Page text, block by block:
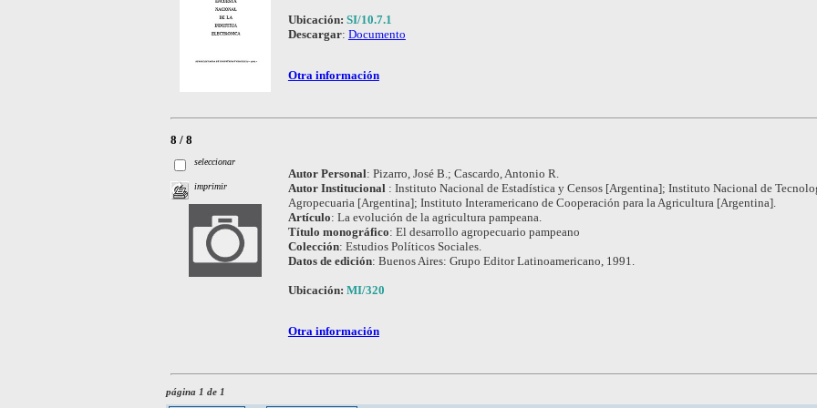
Ubicación: SI/10.7.1
Descargar: Documento
Otra información
8 / 8
seleccionar
imprimir
Autor Personal: Pizarro, José B.; Cascardo, Antonio R.
Autor Institucional : Instituto Nacional de Estadística y Censos [Argentina]; Instituto Nacional de
Agropecuaria [Argentina]; Instituto Interamericano de Cooperación para la Agricultura [Argentina].
Artículo: La evolución de la agricultura pampeana.
Título monográfico: El desarrollo agropecuario pampeano
Colección: Estudios Políticos Sociales.
Datos de edición: Buenos Aires: Grupo Editor Latinoamericano, 1991.
Ubicación: MI/320
Otra información
página 1 de 1